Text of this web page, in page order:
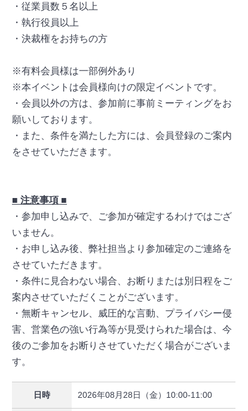
・従業員数５名以上
・執行役員以上
・決裁権をお持ちの方
※有料会員様は一部例外あり
※本イベントは会員様向けの限定イベントです。
・会員以外の方は、参加前に事前ミーティングをお
願いしております。
・また、条件を満たした方には、会員登録のご案内
をさせていただきます。
■ 注意事項 ■
・参加申し込みで、ご参加が確定するわけではござ
いません。
・お申し込み後、弊社担当より参加確定のご連絡を
させていただきます。
・条件に見合わない場合、お断りまたは別日程をご
案内させていただくことがございます。
・無断キャンセル、威圧的な言動、プライバシー侵
害、営業色の強い行為等が見受けられた場合は、今
後のご参加をお断りさせていただく場合がございま
す。
日時 2026年08月28日（金）10:00-11:00